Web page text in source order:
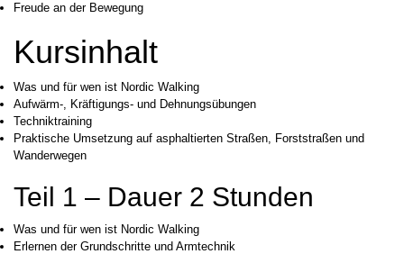
Freude an der Bewegung
Kursinhalt
Was und für wen ist Nordic Walking
Aufwärm-, Kräftigungs- und Dehnungsübungen
Techniktraining
Praktische Umsetzung auf asphaltierten Straßen, Forststraßen und
Wanderwegen
Teil 1 – Dauer 2 Stunden
Was und für wen ist Nordic Walking
Erlernen der Grundschritte und Armtechnik